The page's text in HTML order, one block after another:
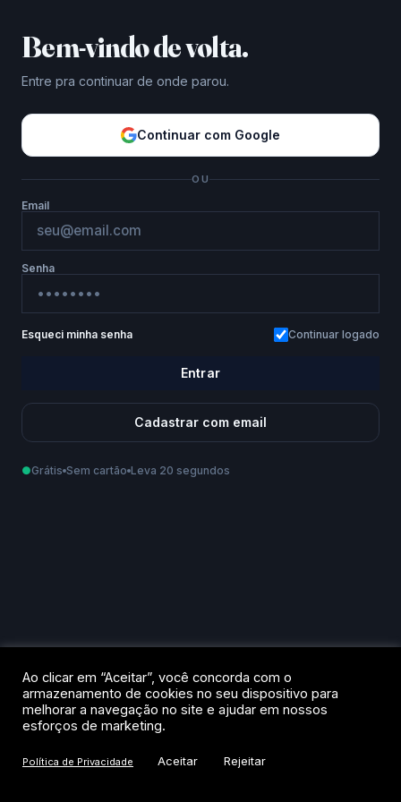
Bem-vindo de volta.
Entre pra continuar de onde parou.
Continuar com Google
OU
Email
Senha
Esqueci minha senha Continuar logado
Entrar
Cadastrar com email
Como podemos te chamar?
Privacidade.
Criar conta
●Grátis Sem cartão Leva 20 segundos
Ao clicar em “Aceitar”, você concorda com o
armazenamento de cookies no seu dispositivo para
melhorar a navegação no site e ajudar em nossos
esforços de marketing.
Política de Privacidade Aceitar Rejeitar